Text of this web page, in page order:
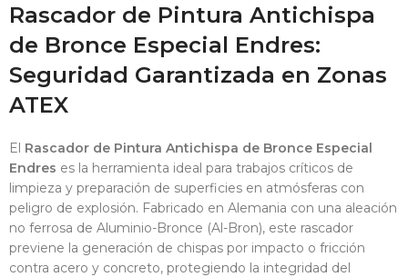
Rascador de Pintura Antichispa
de Bronce Especial Endres:
Seguridad Garantizada en Zonas
ATEX
El Rascador de Pintura Antichispa de Bronce Especial
Endres es la herramienta ideal para trabajos críticos de
limpieza y preparación de superficies en atmósferas con
peligro de explosión. Fabricado en Alemania con una aleación
no ferrosa de Aluminio-Bronce (Al-Bron), este rascador
previene la generación de chispas por impacto o fricción
contra acero y concreto, protegiendo la integridad del